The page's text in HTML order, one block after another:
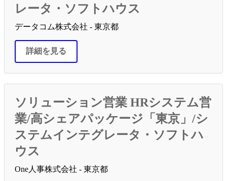
レータ・ソフトハウス
データコム株式会社 - 東京都
詳細を見る
ソリューション営業 HRシステム営
業/高シェアパッケージ「東京」/シ
ステムインテグレータ・ソフトハ
ウス
One人事株式会社 - 東京都